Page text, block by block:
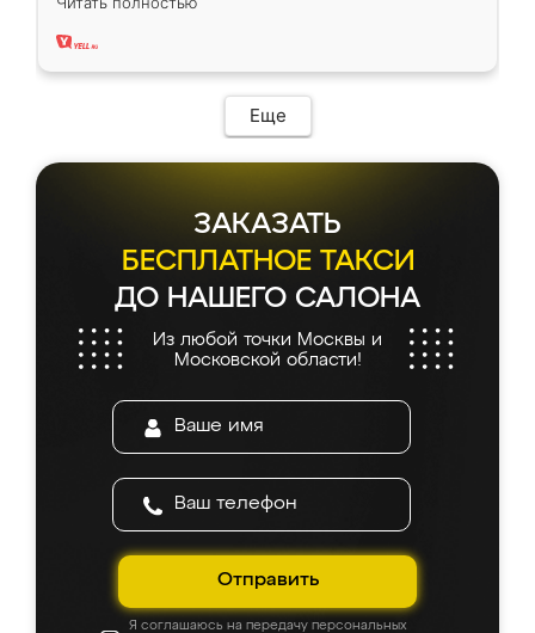
два года, нареканий нет.
Еще
ЗАКАЗАТЬ
БЕСПЛАТНОЕ ТАКСИ
ДО НАШЕГО САЛОНА
Из любой точки Москвы и
Московской области!
Отправить
Я соглашаюсь на передачу персональных